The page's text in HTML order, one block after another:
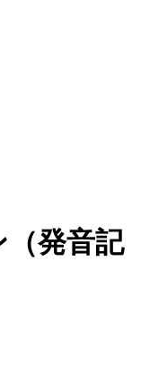
発音記